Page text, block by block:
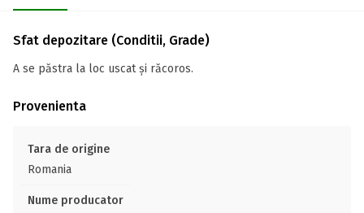
Sfat depozitare (Conditii, Grade)
A se păstra la loc uscat și răcoros.
Provenienta
Tara de origine
Romania
Nume producator